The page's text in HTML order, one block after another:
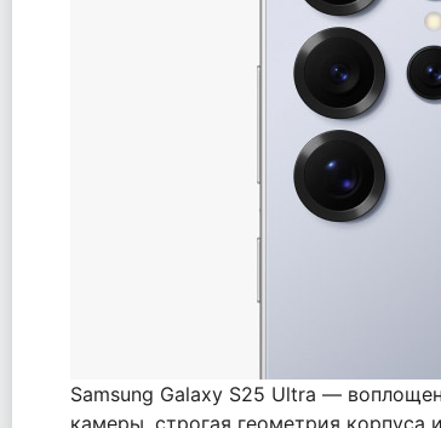
Samsung Galaxy S25 Ultra —